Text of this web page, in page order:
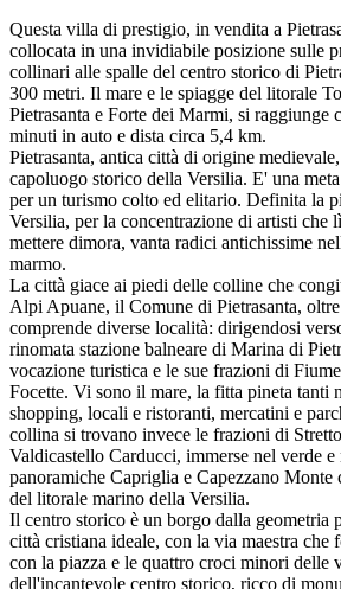
Questa villa di prestigio, in vendita a
collocata in una invidiabile posizione sulle
collinari alle spalle del centro storico di
300 metri. Il mare e le spiagge del litorale
Pietrasanta e Forte dei Marmi, si raggiunge
minuti in auto e dista circa 5,4 km.
Pietrasanta, antica città di origine
capoluogo storico della Versilia. E' una
per un turismo colto ed elitario. Definita la
Versilia, per la concentrazione di artisti che
mettere dimora, vanta radici antichissime
marmo.
La città giace ai piedi delle colline che
Alpi Apuane, il Comune di Pietrasanta,
comprende diverse località: dirigendosi
rinomata stazione balneare di Marina di
vocazione turistica e le sue frazioni di
Focette. Vi sono il mare, la fitta pineta tanti
shopping, locali e ristoranti, mercatini e
collina si trovano invece le frazioni di
Valdicastello Carducci, immerse nel verde
panoramiche Capriglia e Capezzano Monte
del litorale marino della Versilia.
Il centro storico è un borgo dalla geometria
città cristiana ideale, con la via maestra che
con la piazza e le quattro croci minori delle
dell'incantevole centro storico, ricco di